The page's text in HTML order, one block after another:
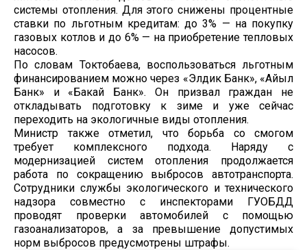
системы отопления. Для этого снижены процентные
ставки по льготным кредитам: до 3% — на покупку
газовых котлов и до 6% — на приобретение тепловых
насосов.
По словам Токтобаева, воспользоваться льготным
финансированием можно через «Элдик Банк», «Айыл
Банк» и «Бакай Банк». Он призвал граждан не
откладывать подготовку к зиме и уже сейчас
переходить на экологичные виды отопления.
Министр также отметил, что борьба со смогом
требует комплексного подхода. Наряду с
модернизацией систем отопления продолжается
работа по сокращению выбросов автотранспорта.
Сотрудники службы экологического и технического
надзора совместно с инспекторами ГУОБДД
проводят проверки автомобилей с помощью
газоанализаторов, а за превышение допустимых
норм выбросов предусмотрены штрафы.